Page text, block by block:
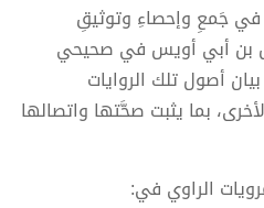
في جَمعِ وإحصاءِ وتوثيقِ
بن أبي أويس في صحيحي
أصول تلك الروايات
بما يثبت صحَّتها واتصالها
الراوي في: